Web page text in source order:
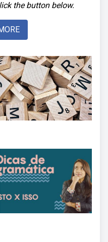
the button below.